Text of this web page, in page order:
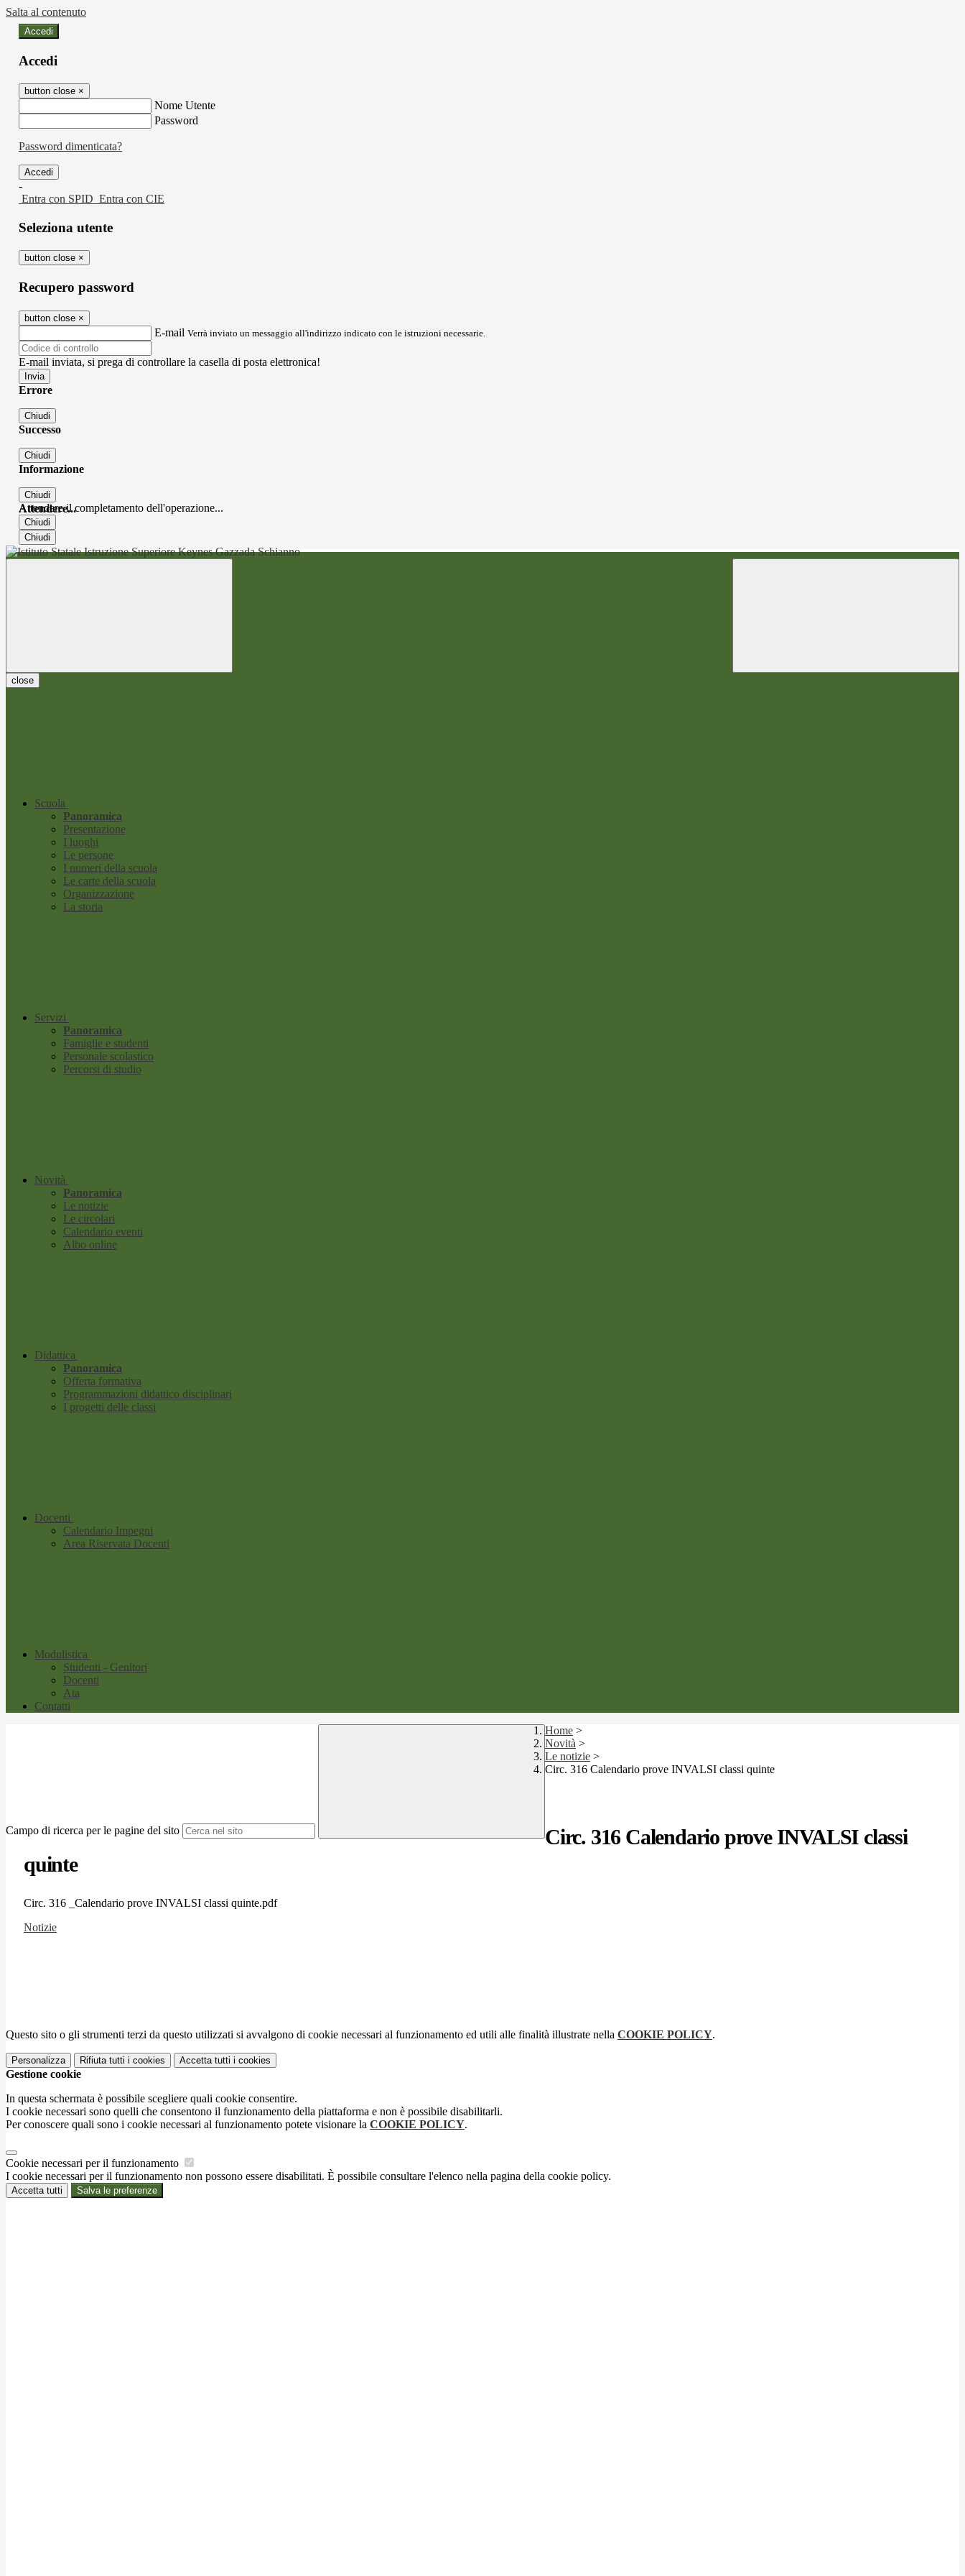
Salta al contenuto
Accedi
Accedi
button close ×
Nome Utente
Password
Password dimenticata?
-
Entra con SPID Entra con CIE
Seleziona utente
button close ×
Recupero password
button close ×
E-mail Verrà inviato un messaggio all'indirizzo indicato con le istruzioni necessarie.
E-mail inviata, si prega di controllare la casella di posta elettronica!
Errore
Chiudi
Successo
Chiudi
Informazione
Chiudi
Attendere...
Attendere il completamento dell'operazione...
Chiudi
Chiudi
close
Scuola
Panoramica
Presentazione
I luoghi
Le persone
I numeri della scuola
Le carte della scuola
Organizzazione
La storia
Servizi
Panoramica
Famiglie e studenti
Personale scolastico
Percorsi di studio
Novità
Panoramica
Le notizie
Le circolari
Calendario eventi
Albo online
Didattica
Panoramica
Offerta formativa
Programmazioni didattico disciplinari
I progetti delle classi
Docenti
Calendario Impegni
Area Riservata Docenti
Modulistica
Studenti - Genitori
Docenti
Ata
Contatti
Campo di ricerca per le pagine del sito
Home >
Novità >
Le notizie >
Circ. 316 Calendario prove INVALSI classi quinte
Circ. 316 Calendario prove INVALSI classi
quinte
Circ. 316 _Calendario prove INVALSI classi quinte.pdf
Notizie
Questo sito o gli strumenti terzi da questo utilizzati si avvalgono di cookie necessari al funzionamento ed utili alle finalità illustrate nella COOKIE POLICY.
Personalizza Rifiuta tutti i cookies Accetta tutti i cookies
Gestione cookie
In questa schermata è possibile scegliere quali cookie consentire.
I cookie necessari sono quelli che consentono il funzionamento della piattaforma e non è possibile disabilitarli.
Per conoscere quali sono i cookie necessari al funzionamento potete visionare la COOKIE POLICY.
Cookie necessari per il funzionamento
I cookie necessari per il funzionamento non possono essere disabilitati. È possibile consultare l'elenco nella pagina della cookie policy.
Accetta tutti Salva le preferenze